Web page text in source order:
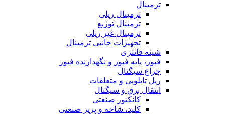
ترمینال
ترمینال ریلی
ترمینال توزیع
ترمینال غیر ریلی
تجهیزات جانبی ترمینال
شینه فانتزی
فیوز، پایه فیوز و نگهدارنده فیوز
چراغ سیگنال
ریل تابلویی و متعلقات
انتقال برق و سیگنال
کانکتور صنعتی
کلید، شاخه و پریز صنعتی